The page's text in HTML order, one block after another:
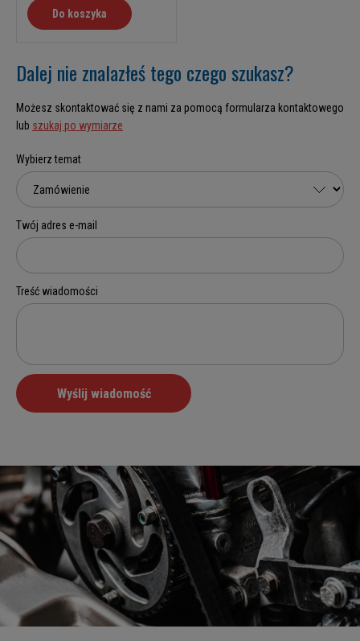
Do koszyka
Dalej nie znalazłeś tego czego szukasz?
Możesz skontaktować się z nami za pomocą formularza kontaktowego
lub szukaj po wymiarze